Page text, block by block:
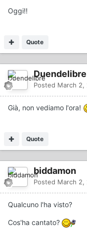
Oggi!!
Quote
Duendelibre
Posted March 2,
Già, non vediamo l'ora!
Quote
biddamon
Posted March 2,
Qualcuno l'ha visto?
Cos'ha cantato?